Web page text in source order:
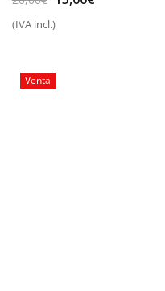
original
(IVA incl.)
Venta